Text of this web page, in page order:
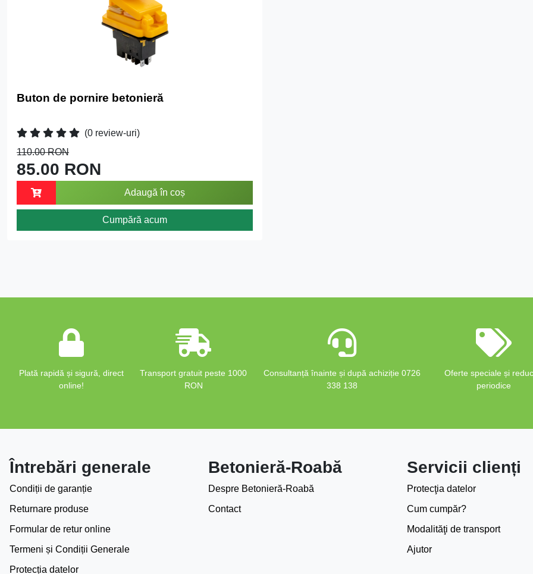
Buton de pornire betonieră
(0 review-uri)
110.00 RON
85.00 RON
Adaugă în coș
Cumpără acum
Plată rapidă și sigură, direct
online!
Transport gratuit peste 1000
RON
Consultanță înainte și după achiziție 0726
338 138
Oferte speciale și
periodice
Întrebări generale
Condiții de garanție
Returnare produse
Formular de retur online
Termeni și Condiții Generale
Protecția datelor
Betonieră-Roabă
Despre Betonieră-Roabă
Contact
Servicii clienți
Protecţia datelor
Cum cumpăr?
Modalităţi de transport
Ajutor